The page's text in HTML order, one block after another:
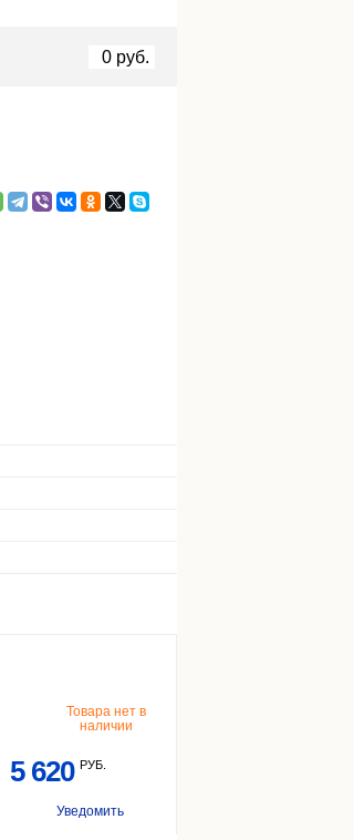
Товара нет в
наличии
5 620 РУБ.
Уведомить
0 руб.